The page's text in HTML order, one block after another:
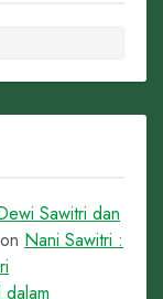
Sawitri dan
on Nani Sawitri :